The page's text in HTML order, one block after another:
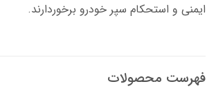
ایمنی و استحکام سپر خودرو برخوردارند.
فهرست محصولات